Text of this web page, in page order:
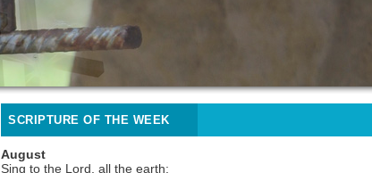
SCRIPTURE OF THE WEEK
August
Sing to the Lord, all the earth;